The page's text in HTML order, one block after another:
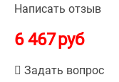
Написать отзыв
6 467руб
Задать вопрос